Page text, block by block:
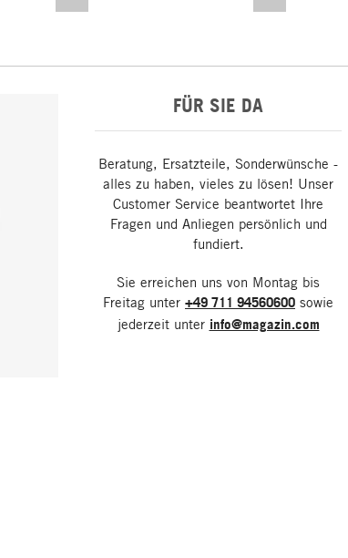
FÜR SIE DA
Beratung, Ersatzteile, Sonderwünsche -
alles zu haben, vieles zu lösen! Unser
Customer Service beantwortet Ihre
Fragen und Anliegen persönlich und
fundiert.
Sie erreichen uns von Montag bis
Freitag unter +49 711 94560600 sowie
jederzeit unter info@magazin.com